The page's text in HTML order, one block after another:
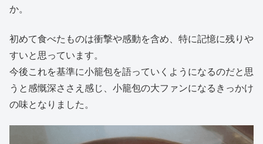
か。
初めて食べたものは衝撃や感動を含め、特に記憶に残りや
すいと思っています。
今後これを基準に小籠包を語っていくようになるのだと思
うと感慨深ささえ感じ、小籠包の大ファンになるきっかけ
の味となりました。